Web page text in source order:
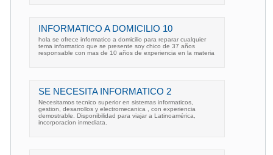
INFORMATICO A DOMICILIO 10
hola se ofrece informatico a domicilio para reparar cualquier
tema informatico que se presente soy chico de 37 años
responsable con mas de 10 años de experiencia en la materia
SE NECESITA INFORMATICO 2
Necesitamos tecnico superior en sistemas informaticos,
gestion, desarrollos y electromecanica , con experiencia
demostrable. Disponibilidad para viajar a Latinoamérica,
incorporacion inmediata.